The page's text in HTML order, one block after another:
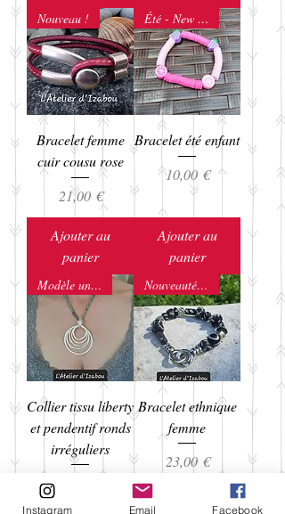
Nouveau !
Bracelet femme
cuir cousu rose
Prix
21,00 €
Ajouter au
panier
Été - New co
Bracelet été enfant
Prix
10,00 €
Ajouter au
panier
Modèle unique !
Collier tissu liberty
et pendentif ronds
irréguliers
Nouveauté printemps 2023
Bracelet ethnique
femme
Prix
23,00 €
Instagram Email Facebook